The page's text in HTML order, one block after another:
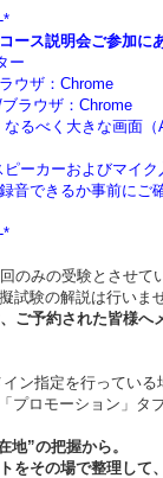
*
ース説明会ご参加に
ー
ウザ：Chrome
ラウザ：Chrome
るべく大きな画面
ーカーおよびマイク
音できるか事前にご
*
のみの受験とさせて
試験の解説は行いませ
ご予約された皆様へ
ン指定を行っている
ロモーション」タ
地”の把握から。
をその場で整理して